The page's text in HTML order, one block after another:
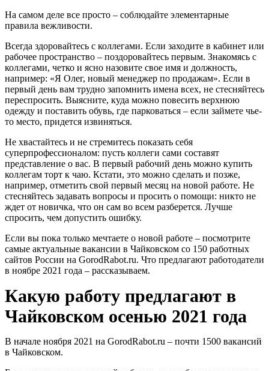
На самом деле все просто ‒ соблюдайте элементарные
правила вежливости.
Всегда здоровайтесь с коллегами. Если заходите в кабинет или
рабочее пространство ‒ поздоровайтесь первым. Знакомясь с
коллегами, четко и ясно назовите свое имя и должность,
например: «Я Олег, новый менеджер по продажам». Если в
первый день вам трудно запомнить имена всех, не стесняйтесь
переспросить. Выясните, куда можно повесить верхнюю
одежду и поставить обувь, где парковаться ‒ если займете чье-
то место, придется извиняться.
Не хвастайтесь и не стремитесь показать себя
суперпрофессионалом: пусть коллеги сами составят
представление о вас. В первый рабочий день можно купить
коллегам торт к чаю. Кстати, это можно сделать и позже,
например, отметить свой первый месяц на новой работе. Не
стесняйтесь задавать вопросы и просить о помощи: никто не
ждет от новичка, что он сам во всем разберется. Лучше
спросить, чем допустить ошибку.
Если вы пока только мечтаете о новой работе ‒ посмотрите
самые актуальные вакансии в Чайковском со 150 работных
сайтов России на GorodRabot.ru. Что предлагают работодатели
в ноябре 2021 года ‒ рассказываем.
Какую работу предлагают в
Чайковском осенью 2021 года
В начале ноября 2021 на GorodRabot.ru ‒ почти 1500 вакансий
в Чайковском.